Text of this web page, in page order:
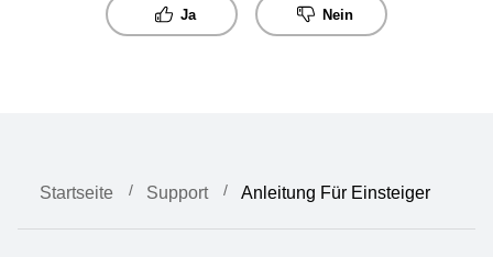
Ja Nein
Startseite Support Anleitung Für Einsteiger